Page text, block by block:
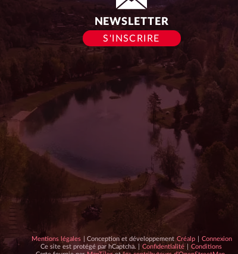
NEWSLETTER
S'INSCRIRE
Mentions légales | Conception et développementConception
et
Créalp
Connexion
Ce site est protégé par hCaptcha. | hCaptcha
Confidentialité | hCaptcha
Conditions